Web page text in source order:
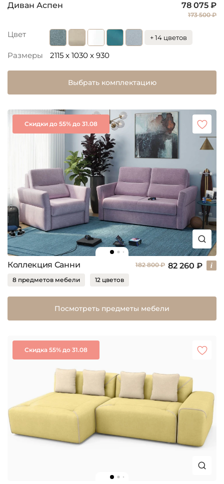
Диван Аспен 78 075 ₽
173 500 ₽
Цвет + 14 цветов
Размеры 2115 x 1030 x 930
Выбрать комплектацию
Скидки до 55% до 31.08
Коллекция Санни 182 800 ₽ 82 260 ₽
8 предметов мебели 12 цветов
Посмотреть предметы мебели
Скидка 55% до 31.08